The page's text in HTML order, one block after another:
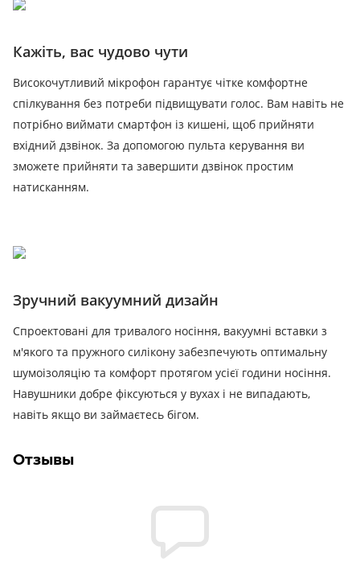
Кажіть, вас чудово чути
Високочутливий мікрофон гарантує чітке комфортне
спілкування без потреби підвищувати голос. Вам навіть не
потрібно виймати смартфон із кишені, щоб прийняти
вхідний дзвінок. За допомогою пульта керування ви
зможете прийняти та завершити дзвінок простим
натисканням.
Зручний вакуумний дизайн
Спроектовані для тривалого носіння, вакуумні вставки з
м'якого та пружного силікону забезпечують оптимальну
шумоізоляцію та комфорт протягом усієї години носіння.
Навушники добре фіксуються у вухах і не випадають,
навіть якщо ви займаєтесь бігом.
Отзывы